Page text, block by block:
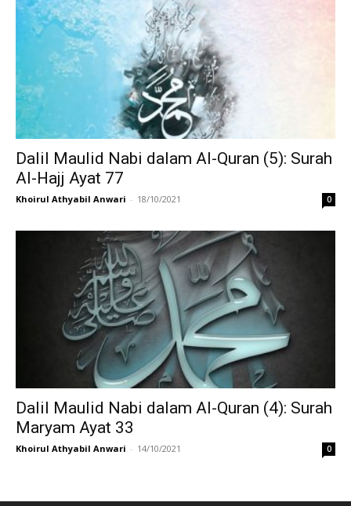
Dalil Maulid Nabi dalam Al-Quran (5): Surah
Al-Hajj Ayat 77
Khoirul Athyabil Anwari - 18/10/2021 0
Dalil Maulid Nabi dalam Al-Quran (4): Surah
Maryam Ayat 33
Khoirul Athyabil Anwari - 14/10/2021 0